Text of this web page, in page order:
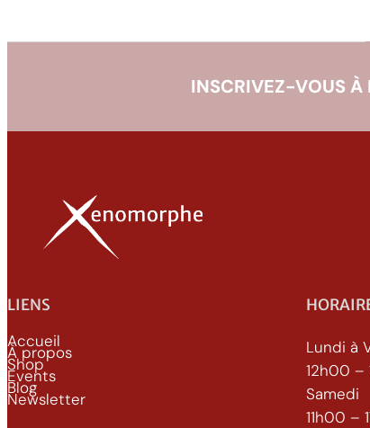
INSCRIVEZ-VOUS À
LIENS
Accueil
À propos
Shop
Events
Blog
Newsletter
Lundi à
12h00 –
Samedi
11h00 –